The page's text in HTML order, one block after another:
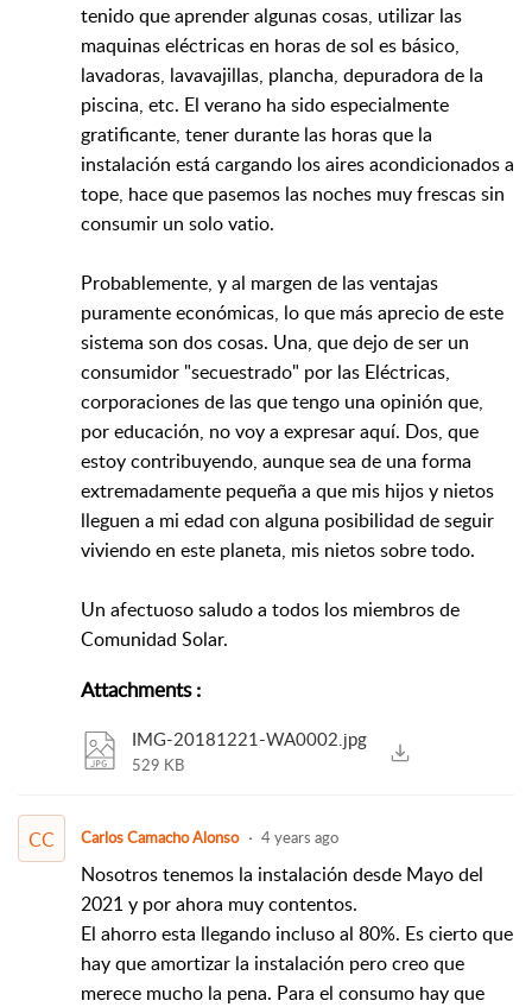
tenido que aprender algunas cosas, utilizar las
maquinas eléctricas en horas de sol es básico,
lavadoras, lavavajillas, plancha, depuradora de la
piscina, etc. El verano ha sido especialmente
gratificante, tener durante las horas que la
instalación está cargando los aires acondicionados a
tope, hace que pasemos las noches muy frescas sin
consumir un solo vatio.
Probablemente, y al margen de las ventajas
puramente económicas, lo que más aprecio de este
sistema son dos cosas. Una, que dejo de ser un
consumidor "secuestrado" por las Eléctricas,
corporaciones de las que tengo una opinión que,
por educación, no voy a expresar aquí. Dos, que
estoy contribuyendo, aunque sea de una forma
extremadamente pequeña a que mis hijos y nietos
lleguen a mi edad con alguna posibilidad de seguir
viviendo en este planeta, mis nietos sobre todo.
Un afectuoso saludo a todos los miembros de
Comunidad Solar.
Attachments:
IMG-20181221-WA0002.jpg
529 KB
CC Carlos Camacho Alonso 4 years ago
Nosotros tenemos la instalación desde Mayo del
2021 y por ahora muy contentos.
El ahorro esta llegando incluso al 80%. Es cierto que
hay que amortizar la instalación pero creo que
merece mucho la pena. Para el consumo hay que